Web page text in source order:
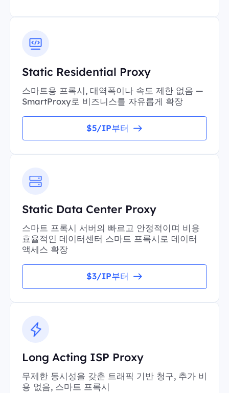
Static Residential Proxy
스마트용 프록시, 대역폭이나 속도 제한 없음 —
SmartProxy로 비즈니스를 자유롭게 확장
$5/IP부터
Static Data Center Proxy
스마트 프록시 서버의 빠르고 안정적이며 비용
효율적인 데이터센터 스마트 프록시로 데이터
액세스 확장
$3/IP부터
Long Acting ISP Proxy
무제한 동시성을 갖춘 트래픽 기반 청구, 추가 비
용 없음, 스마트 프록시